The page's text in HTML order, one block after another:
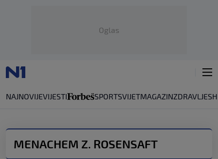
Oglas
NAJNOVIJEVIJESTI SPORTSVIJETMAGAZINZDRAVLJE
MENACHEM Z. ROSENSAFT